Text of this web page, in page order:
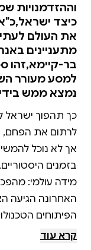
וההזדמנויות
כיצד
את העולם
מתעניינים
בר-קיימא,זהו
למסע מעורר
נמצא ממש
כך תהפוך ישראל
לרתום את הפחם,
אך לא נוכל
בזמנים
מידה עולמי:
האחרונה הגיעה
הפיתוחים
למיליארדים גישה
קרא עוד